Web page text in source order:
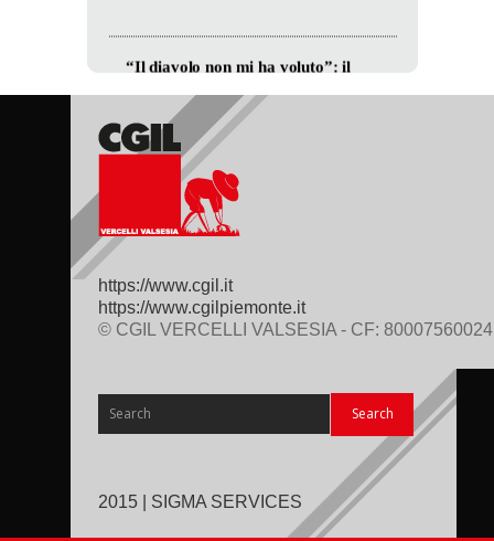
https://www.cgil.it
https://www.cgilpiemonte.it
© CGIL VERCELLI VALSESIA - CF: 80007560024
2015 | SIGMA SERVICES